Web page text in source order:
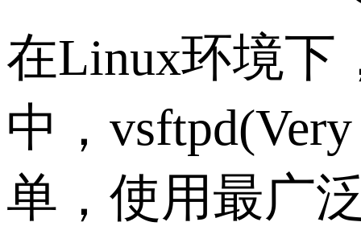
在Linux环境下
中，
单，使用最广